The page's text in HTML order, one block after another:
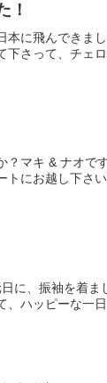
！
本に飛んできま
下さって、チェ
？マキ & ナオで
トにお越し下さ
に、振袖を着
、ハッピーな一